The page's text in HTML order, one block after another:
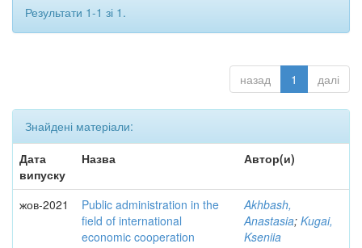
Результати 1-1 зі 1.
назад 1 далі
Знайдені матеріали:
Дата
випуску
Назва Автор(и)
жов-2021
Public administration in the
field of international
economic cooperation
Akhbash,
Anastasia; Kugai,
Kseniia